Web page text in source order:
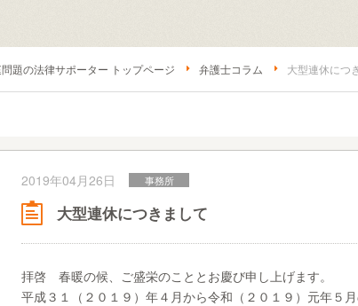
題の法律サポーター トップページ 弁護士コラム 大型連休につ
2019年04月26日 事務所
大型連休につきまして
拝啓 春暖の候、ご盛栄のこととお慶び申し上げます。
平成３１（２０１９）年４月から令和（２０１９）元年５